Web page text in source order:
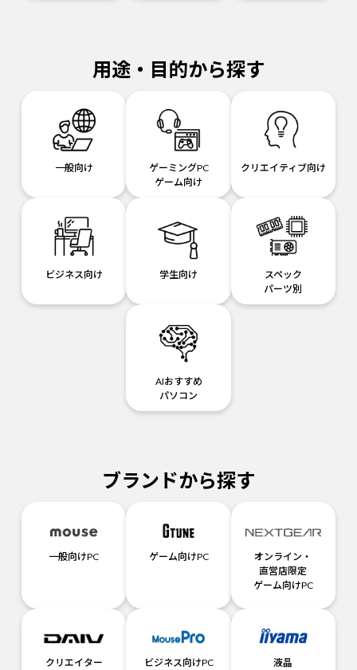
用途・目的から探す
一般向け
ゲーミングPC
ゲーム向け
クリエイティブ向け
ビジネス向け 学生向け
スペック
パーツ別
AIおすすめ
パソコン
ブランドから探す
一般向けPC ゲーム向けPC
オンライン・
直営店限定
ゲーム向けPC
クリエイター
ビジネス向けPC
液晶